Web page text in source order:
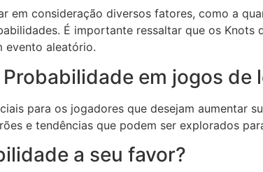
em consideração diversos fatores, como a
É importante ressaltar que os Knots
evento aleatório.
em jogos de
para os jogadores que desejam aumentar
e tendências que podem ser explorados
a seu favor?